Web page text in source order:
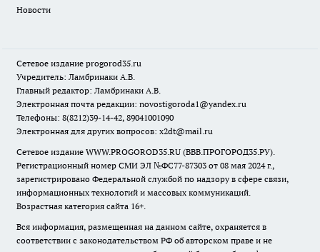
Новости
Сетевое издание progorod35.ru
Учредитель: Ламбринаки А.В.
Главный редактор: Ламбринаки А.В.
Электронная почта редакции: novostigoroda1@yandex.ru
Телефоны: 8(8212)39-14-42, 89041001090
Электронная для других вопросов: x2dt@mail.ru
Сетевое издание WWW.PROGOROD35.RU (ВВВ.ПРОГОРОД35.РУ).
Регистрационный номер СМИ ЭЛ №ФС77-87303 от 08 мая 2024 г.,
зарегистрировано Федеральной службой по надзору в сфере связи,
информационных технологий и массовых коммуникаций.
Возрастная категория сайта 16+.
Вся информация, размещенная на данном сайте, охраняется в
соответствии с законодательством РФ об авторском праве и не